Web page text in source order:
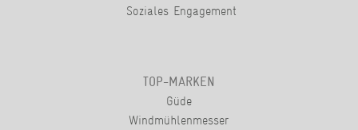
Soziales Engagement
TOP-MARKEN
Güde
Windmühlenmesser